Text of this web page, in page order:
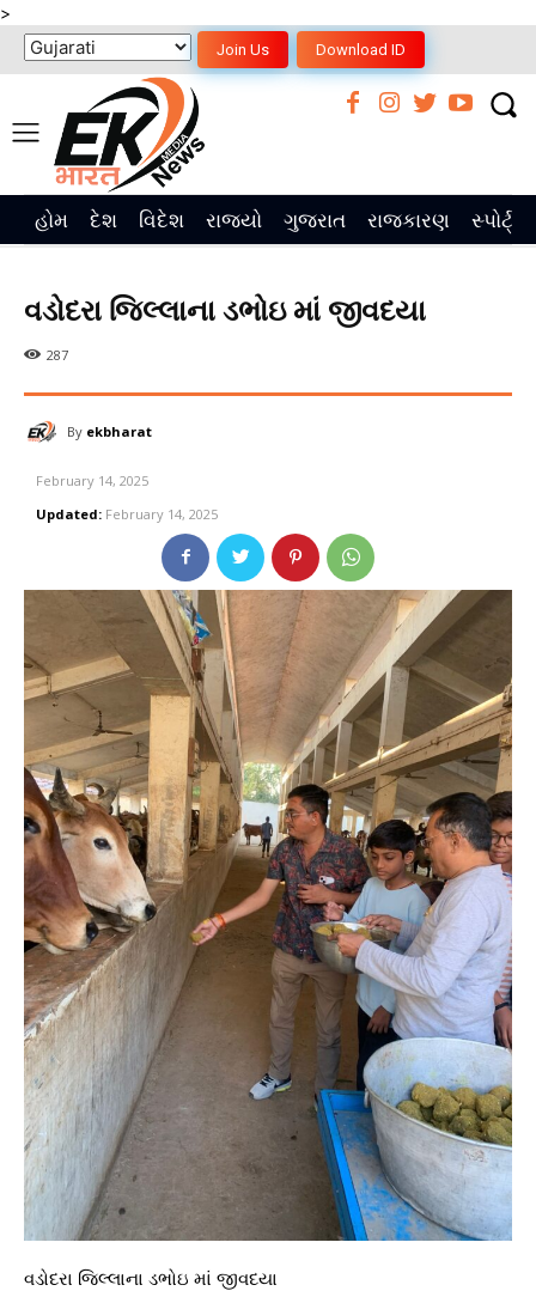
>
Join Us Download ID
હોમ દેશ વિદેશ રાજ્યો ગુજરાત રાજકારણ સ્પોર્ટ્સ
વડોદરા જિલ્લાના ડભોઇ માં જીવદયા
287
By ekbharat
February 14, 2025
Updated: February 14, 2025
વડોદરા જિલ્લાના ડભોઇ માં જીવદયા